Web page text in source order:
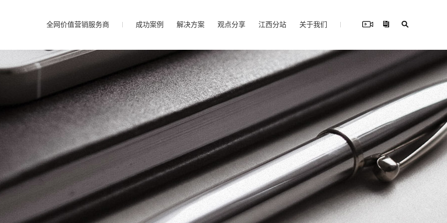
全网价值营销服务商 成功案例 解决方案 观点分享 江西分站 关于我们